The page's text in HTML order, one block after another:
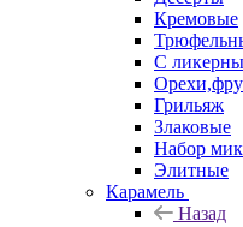
Кремовые
С
Грильяж
Злаковые
Набор
Элитные
Карамель
Назад